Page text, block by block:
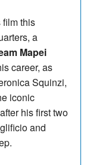
film this
a
Mapei
career, as
Squinzi,
iconic
his first two
and